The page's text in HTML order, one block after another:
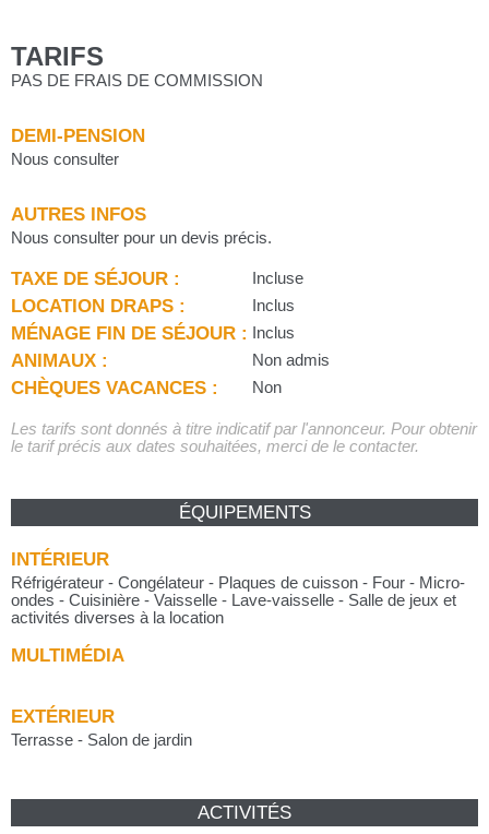
TARIFS
PAS DE FRAIS DE COMMISSION
DEMI-PENSION
Nous consulter
AUTRES INFOS
Nous consulter pour un devis précis.
TAXE DE SÉJOUR : Incluse
LOCATION DRAPS : Inclus
MÉNAGE FIN DE SÉJOUR : Inclus
ANIMAUX : Non admis
CHÈQUES VACANCES : Non
Les tarifs sont donnés à titre indicatif par l'annonceur. Pour obtenir
le tarif précis aux dates souhaitées, merci de le contacter.
ÉQUIPEMENTS
INTÉRIEUR
Réfrigérateur - Congélateur - Plaques de cuisson - Four - Micro-
ondes - Cuisinière - Vaisselle - Lave-vaisselle - Salle de jeux et
activités diverses à la location
MULTIMÉDIA
EXTÉRIEUR
Terrasse - Salon de jardin
ACTIVITÉS